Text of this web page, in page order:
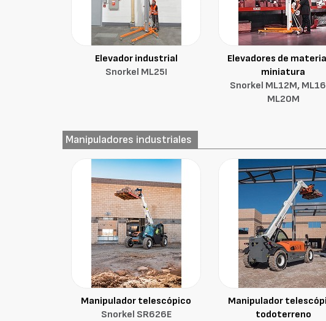
Elevador industrial
Snorkel ML25I
Elevadores de
miniatura
Snorkel ML12M,
ML20M
Manipuladores industriales
Manipulador telescópico
Snorkel SR626E
Manipulador
todoterreno